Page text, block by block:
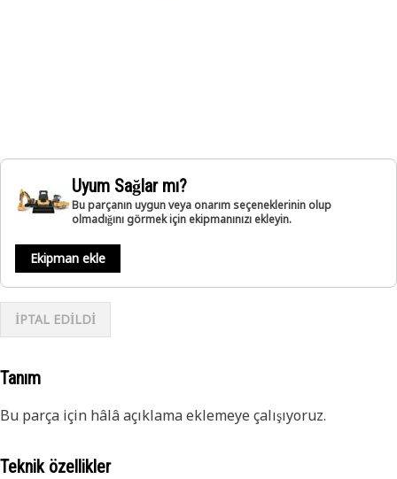
Uyum Sağlar mı?
Bu parçanın uygun veya onarım seçeneklerinin olup
olmadığını görmek için ekipmanınızı ekleyin.
Ekipman ekle
İPTAL EDİLDİ
Tanım
Bu parça için hâlâ açıklama eklemeye çalışıyoruz.
Teknik özellikler